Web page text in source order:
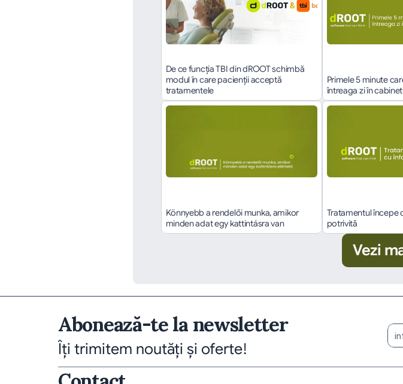
De ce funcția TBI din dROOT schimbă
modul în care pacienții acceptă
tratamentele
Primele 5 minute
întreaga zi în
Könnyebb a rendelői munka, amikor
minden adat egy kattintásra van
Tratamentul începe
potrivită
Vezi
Abonează-te la newsletter
Îți trimitem noutăți și oferte!